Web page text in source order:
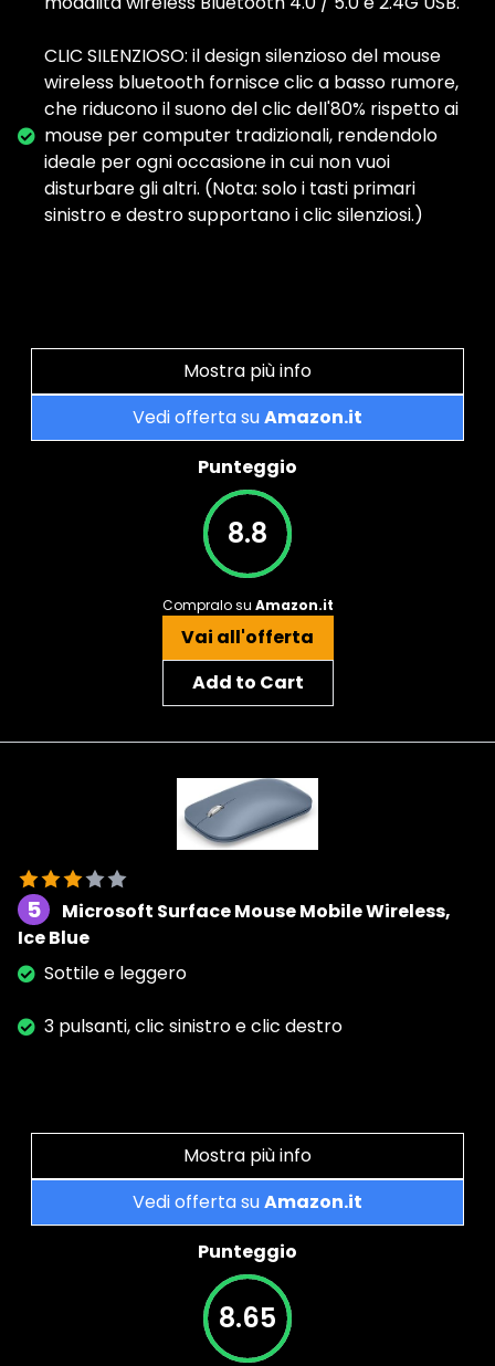
CLIC SILENZIOSO: il design silenzioso del mouse
wireless bluetooth fornisce clic a basso rumore,
che riducono il suono del clic dell'80% rispetto ai
mouse per computer tradizionali, rendendolo
ideale per ogni occasione in cui non vuoi
disturbare gli altri. (Nota: solo i tasti primari
sinistro e destro supportano i clic silenziosi.)
Mostra più info
Vedi offerta suAmazon.it
Punteggio
8.8
Compralo su Amazon.it
Vai all'offerta
Add to Cart
5
Microsoft Surface Mouse Mobile Wireless,
Ice Blue
Sottile e leggero
3 pulsanti, clic sinistro e clic destro
Mostra più info
Vedi offerta suAmazon.it
Punteggio
8.65